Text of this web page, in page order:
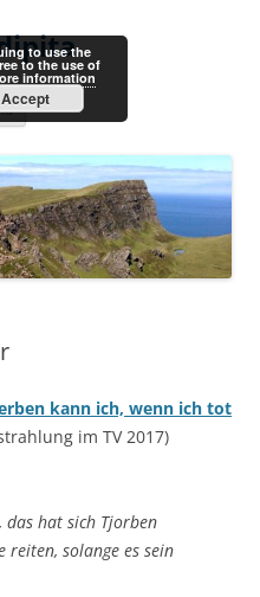
kann ich, wenn ich tot
im TV 2017)
das hat sich Tjorben
reiten, solange es sein
to use the
to the use of
information
Accept